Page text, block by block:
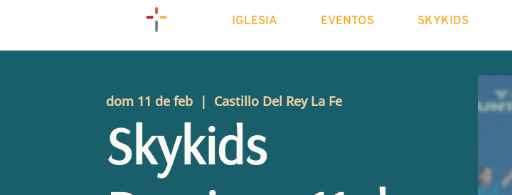
IGLESIA EVENTOS SKYKIDS
dom 11 de feb
  |
Castillo Del Rey La Fe
Skykids